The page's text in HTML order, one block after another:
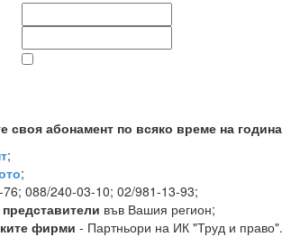
своя абонамент по всяко време на
;
;
088/240-03-10; 02/981-13-93;
във Вашия регион;
фирми - Партньори на ИК "Труд и право".